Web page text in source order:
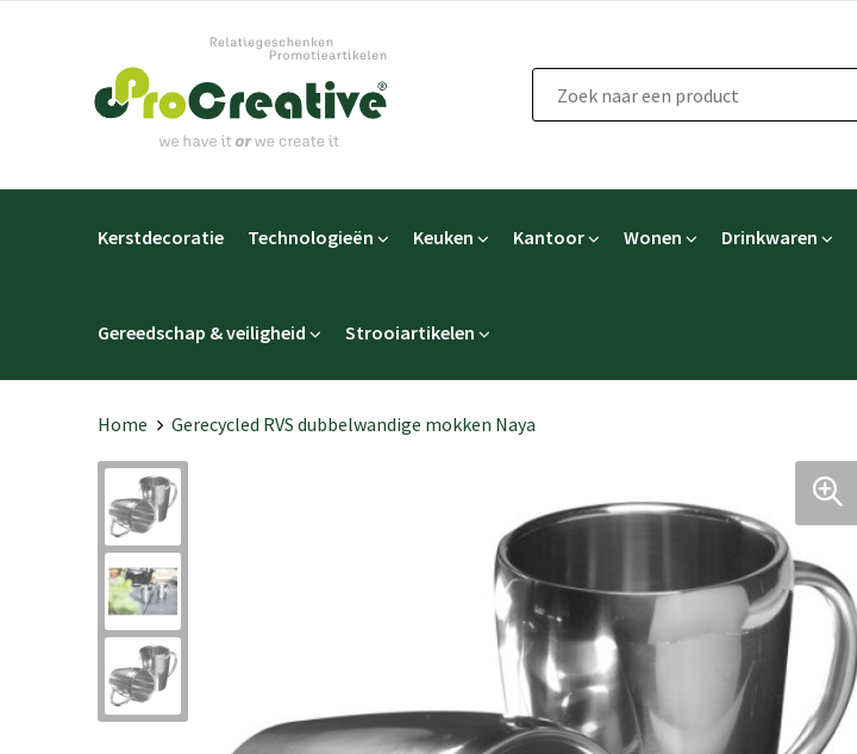
Kerstdecoratie Technologieën Keuken Kantoor Wonen Drinkwaren
Gereedschap & veiligheid Strooiartikelen
Home Gerecycled RVS dubbelwandige mokken Naya